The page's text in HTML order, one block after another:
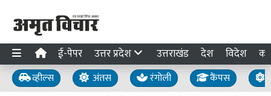
ई-पेपर उत्तर प्रदेश उत्तराखंड देश विदेश
व्हील्स अंतस रंगोली कैंपस